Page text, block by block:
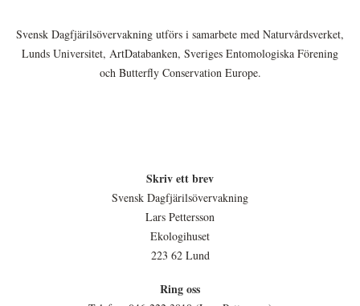
Svensk Dagfjärilsövervakning utförs i samarbete med Naturvårdsverket,
Lunds Universitet, ArtDatabanken, Sveriges Entomologiska Förening
och Butterfly Conservation Europe.
Skriv ett brev
Svensk Dagfjärilsövervakning
Lars Pettersson
Ekologihuset
223 62 Lund
Ring oss